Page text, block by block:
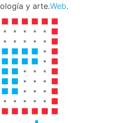
y arte.Web.